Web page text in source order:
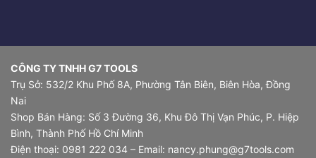
CÔNG TY TNHH G7 TOOLS
Trụ Sở: 532/2 Khu Phố 8A, Phường Tân Biên, Biên Hòa, Đồng
Nai
Shop Bán Hàng: Số 3 Đường 36, Khu Đô Thị Vạn Phúc, P. Hiệp
Bình, Thành Phố Hồ Chí Minh
Điện thoại: 0981 222 034 – Email: nancy.phung@g7tools.com